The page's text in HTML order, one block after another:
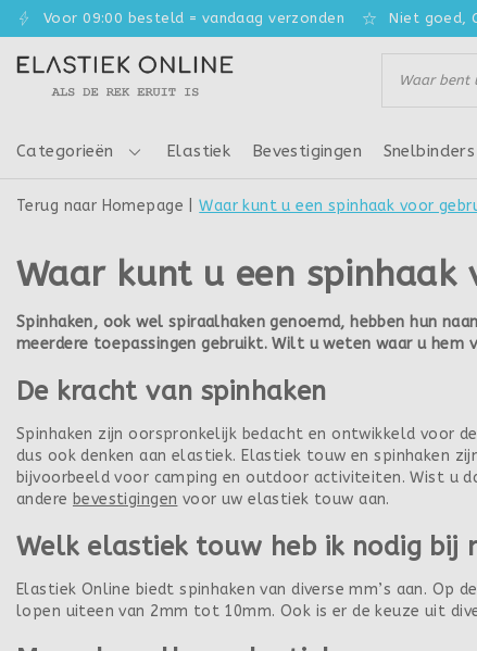
Voor 09:00 besteld = vandaag verzonden Niet goed,
Categorieën Elastiek Bevestigingen Snelbinders
Terug naar Homepage |Waar kunt u een spinhaak voor
Waar kunt u een spinhaak
Spinhaken, ook wel spiraalhaken genoemd, hebben hun
meerdere toepassingen gebruikt. Wilt u weten waar u hem
De kracht van spinhaken
Spinhaken zijn oorspronkelijk bedacht en ontwikkeld voor
dus ook denken aan elastiek. Elastiek touw en spinhaken
bijvoorbeeld voor camping en outdoor activiteiten. Wist u
andere bevestigingen voor uw elastiek touw aan.
Welk elastiek touw heb ik nodig bij
Elastiek Online biedt spinhaken van diverse mm’s aan.
lopen uiteen van 2mm tot 10mm. Ook is er de keuze uit